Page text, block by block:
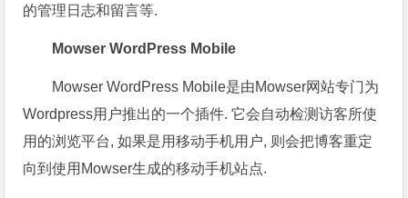
的管理日志和留言等.
Mowser WordPress Mobile
Mowser WordPress Mobile是由Mowser网站专门为
Wordpress用户推出的一个插件. 它会自动检测访客所使
用的浏览平台, 如果是用移动手机用户, 则会把博客重定
向到使用Mowser生成的移动手机站点.